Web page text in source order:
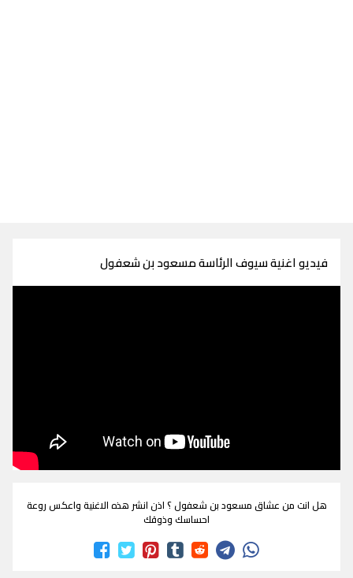
فيديو اغنية سيوف الرئاسة مسعود بن شعفول
هل انت من عشاق مسعود بن شعفول ؟ اذن انشر هذه الاغنية واعكس روعة
احساسك وذوقك